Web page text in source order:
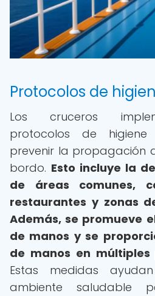
Protocolos de
Los cruceros
protocolos de
prevenir la propagación
bordo. Esto incluye la
de áreas comunes,
restaurantes y zonas
Además, se promueve
de manos y se
de manos en
Estas medidas
ambiente saludable